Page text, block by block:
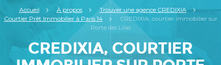
Accueil À propos
Trouver une agence CREDIXIA
Courtier Prêt Immobilier à Paris 14
CREDIXIA, courtier immobilier sur
Porte des Lilas
CREDIXIA, COURTIER